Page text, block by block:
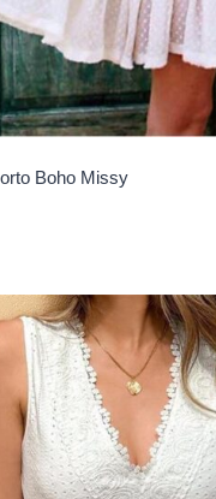
Boho Missy